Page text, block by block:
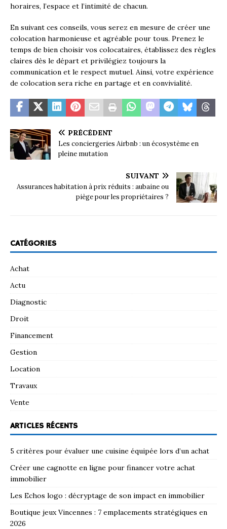
horaires, l’espace et l’intimité de chacun.
En suivant ces conseils, vous serez en mesure de créer une
colocation harmonieuse et agréable pour tous. Prenez le
temps de bien choisir vos colocataires, établissez des règles
claires dès le départ et privilégiez toujours la
communication et le respect mutuel. Ainsi, votre expérience
de colocation sera riche en partage et en convivialité.
PRÉCÉDENT
Les conciergeries Airbnb : un écosystème en
pleine mutation
SUIVANT
Assurances habitation à prix réduits : aubaine ou
piège pour les propriétaires ?
CATÉGORIES
Achat
Actu
Diagnostic
Droit
Financement
Gestion
Location
Travaux
Vente
ARTICLES RÉCENTS
5 critères pour évaluer une cuisine équipée lors d’un achat
Créer une cagnotte en ligne pour financer votre achat
immobilier
Les Echos logo : décryptage de son impact en immobilier
Boutique jeux Vincennes : 7 emplacements stratégiques en
2026